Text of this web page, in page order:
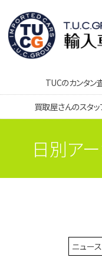
TUCのカンタン
買取屋さんのスタ
日別ア
ニュー